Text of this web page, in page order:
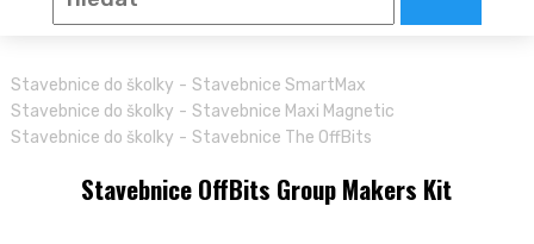
Stavebnice do školky - Stavebnice SmartMax
Stavebnice do školky - Stavebnice Maxi Magnetic
Stavebnice do školky - Stavebnice The OffBits
Stavebnice OffBits Group Makers Kit